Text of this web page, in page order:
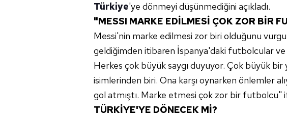
Türkiye'ye dönmeyi düşünmediğini açıkladı.
"MESSI MARKE EDİLMESİ ÇOK ZOR BİR
Messi'nin marke edilmesi zor biri olduğunu
geldiğimden itibaren İspanya'daki futbolcular ve
Herkes çok büyük saygı duyuyor. Çok büyük
isimlerinden biri. Ona karşı oynarken önlemler
gol atmıştı. Marke etmesi çok zor bir futbolcu"
TÜRKİYE'YE DÖNECEK Mİ?